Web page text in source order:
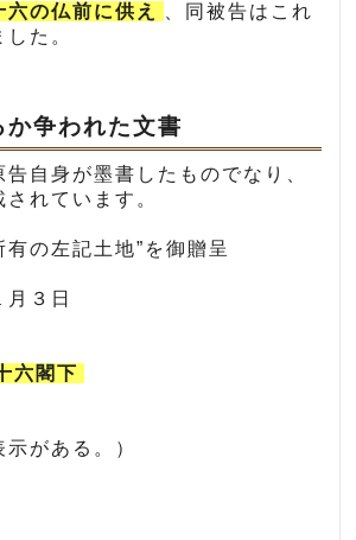
の仏前に供え
、同被告はこれ
た。
か争われた文書
自身が墨書したものでなり、
れています。
の左記土地”を御贈呈
３日
六閣下
示がある。）